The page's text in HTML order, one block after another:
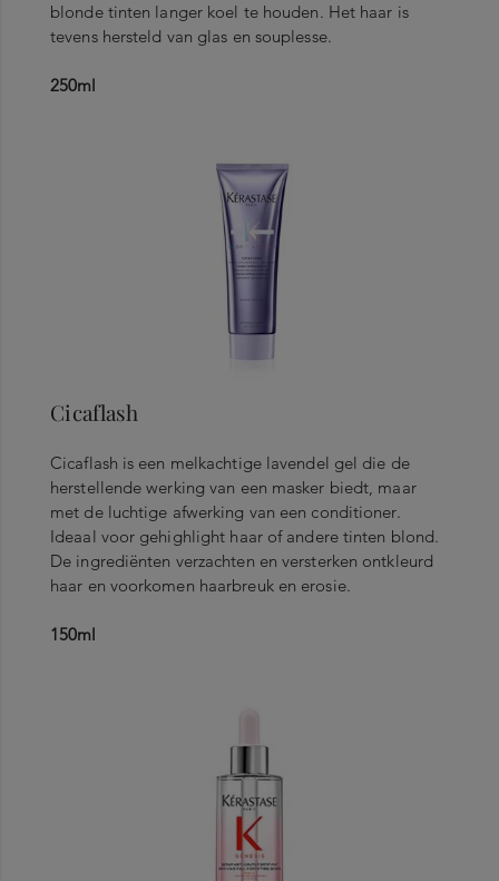
blonde tinten langer koel te houden. Het haar is
tevens hersteld van glas en souplesse.
250ml
Cicaflash
Cicaflash is een melkachtige lavendel gel die de
herstellende werking van een masker biedt, maar
met de luchtige afwerking van een conditioner.
Ideaal voor gehighlight haar of andere tinten blond.
De ingrediënten verzachten en versterken ontkleurd
haar en voorkomen haarbreuk en erosie.
150ml